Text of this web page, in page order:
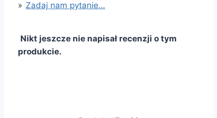
» Zadaj nam pytanie…
Nikt jeszcze nie napisał recenzji o tym
produkcie.